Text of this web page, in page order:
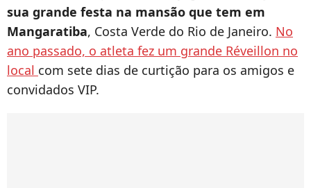
sua grande festa na mansão que tem em
Mangaratiba, Costa Verde do Rio de Janeiro. No
ano passado, o atleta fez um grande Réveillon no
local com sete dias de curtição para os amigos e
convidados VIP.